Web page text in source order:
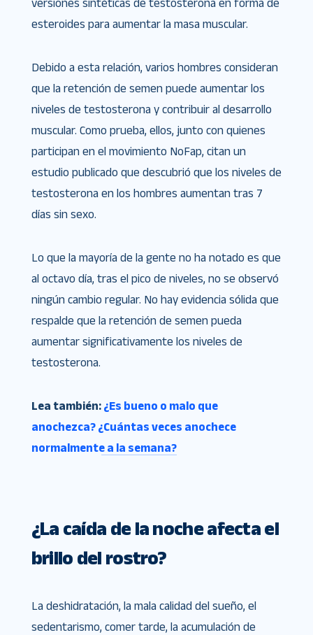
versiones sintéticas de testosterona en forma de
esteroides para aumentar la masa muscular.
Debido a esta relación, varios hombres consideran
que la retención de semen puede aumentar los
niveles de testosterona y contribuir al desarrollo
muscular. Como prueba, ellos, junto con quienes
participan en el movimiento NoFap, citan un
estudio publicado que descubrió que los niveles de
testosterona en los hombres aumentan tras 7
días sin sexo.
Lo que la mayoría de la gente no ha notado es que
al octavo día, tras el pico de niveles, no se observó
ningún cambio regular. No hay evidencia sólida que
respalde que la retención de semen pueda
aumentar significativamente los niveles de
testosterona.
Lea también:¿Es bueno o malo que
anochezca? ¿Cuántas veces anochece
normalmente a la semana?
¿La caída de la noche afecta el
brillo del rostro?
La deshidratación, la mala calidad del sueño, el
sedentarismo, comer tarde, la acumulación de